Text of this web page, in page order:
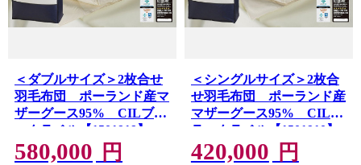
＜ダブルサイズ＞2枚合せ
羽毛布団 ポーランド産マ
ザーグース95% CILブラ
ックラベル【1501919】
580,000 円
＜シングルサイズ＞2枚合
せ羽毛布団 ポーランド産
マザーグース95% CILブ
ラックラベル【1501910】
420,000 円